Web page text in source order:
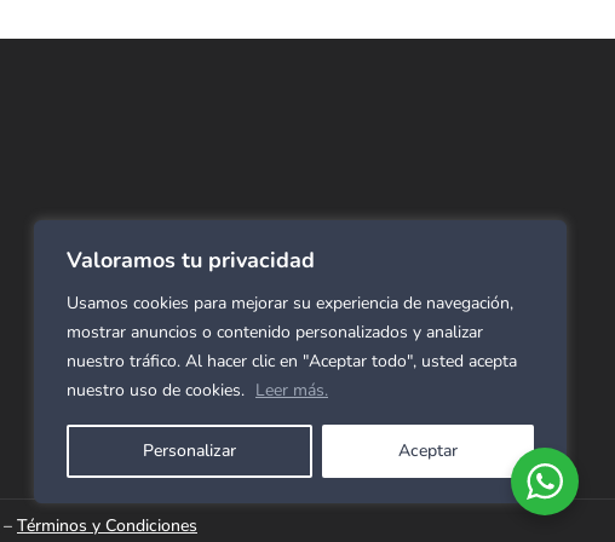
Valoramos tu privacidad
Usamos cookies para mejorar su experiencia de navegación,
mostrar anuncios o contenido personalizados y analizar
nuestro tráfico. Al hacer clic en "Aceptar todo", usted acepta
nuestro uso de cookies. Leer más.
Personalizar Aceptar
Revestimientos para pared
Alfombras Residenciales
Paneles decorativos para pared
Mármol Flex
Caucho para gimnasio
– Términos y Condiciones